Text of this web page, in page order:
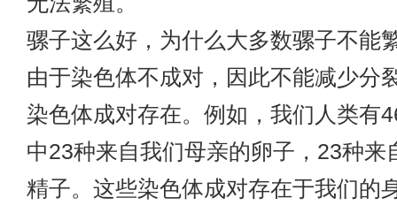
骡子这么好，为什么大多数骡子不能
由于染色体不成对，因此不能减少分
染色体成对存在。例如，我们人类有
中23种来自我们母亲的卵子，23种来
精子。这些染色体成对存在于我们的